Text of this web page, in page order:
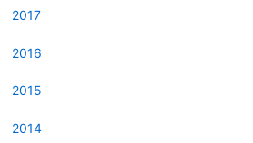
2017
2016
2015
2014